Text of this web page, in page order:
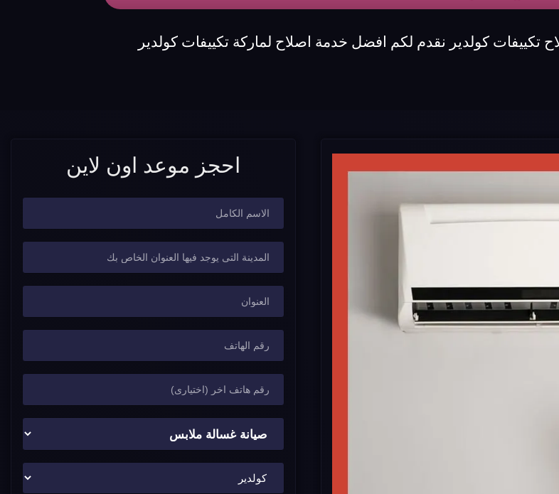
تكييفات كولدير نقدم لكم افضل خدمة اصلاح لماركة تكييفات كولدير
احجز موعد اون لاين